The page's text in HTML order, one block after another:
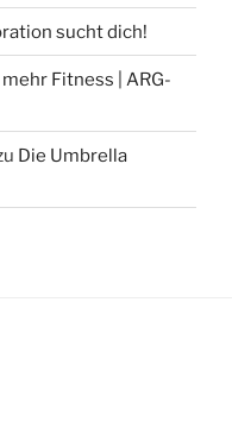
sucht dich!
Fitness | ARG-
Die Umbrella